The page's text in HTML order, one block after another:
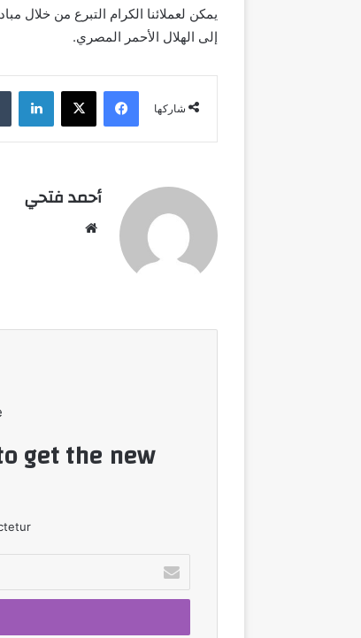
يمكن لعملائنا الكرام التبرع من خلال
إلى الهلال الأحمر المصري.
شاركها
فيسبوك ‫X
أحمد فتحي
get the new
بريدك
الإلكتروني